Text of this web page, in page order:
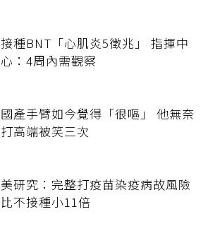
接種BNT「心肌炎5徵兆」 指揮中
心：4周內需觀察
國產手臂如今覺得「很嘔」 他無奈
打高端被笑三次
美研究：完整打疫苗染疫病故風險
比不接種小11倍